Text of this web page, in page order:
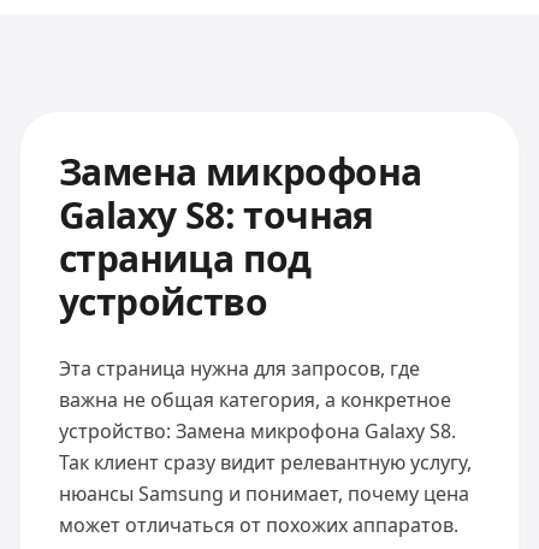
Замена микрофона
Galaxy S8: точная
страница под
устройство
Эта страница нужна для запросов, где
важна не общая категория, а конкретное
устройство: Замена микрофона Galaxy S8.
Так клиент сразу видит релевантную услугу,
нюансы Samsung и понимает, почему цена
может отличаться от похожих аппаратов.